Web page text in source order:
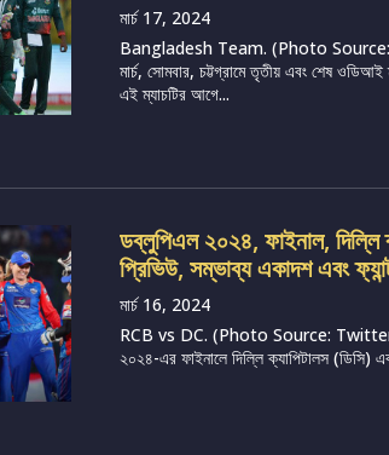
মার্চ 17, 2024
Bangladesh Team. (Photo
মার্চ, সোমবার, চট্টগ্রামে তৃতীয় এবং শেষ
এই ম্যাচটির আগে...
ডব্লুপিএল ২০২৪, ফাইনাল, দিল্লি
প্রিভিউ, সম্ভাব্য একাদশ এবং
মার্চ 16, 2024
RCB vs DC. (Photo Source: Twitter/X)
২০২৪-এর ফাইনালে দিল্লি ক্যাপিটালস (ডিসি)